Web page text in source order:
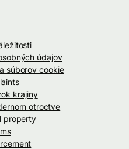
údajov
súborov cookie
krajiny
otroctve
property